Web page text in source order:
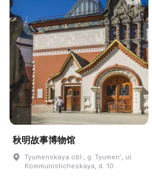
秋明故事博物馆
Tyumenskaya obl., g. Tyumenʹ, ul.
Kommunisticheskaya, d. 10